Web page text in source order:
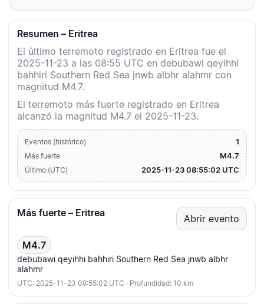
Resumen – Eritrea
El último terremoto registrado en Eritrea fue el
2025-11-23 a las 08:55 UTC en debubawi qeyihhi
bahhiri Southern Red Sea jnwb albhr alahmr con
magnitud M4.7.
El terremoto más fuerte registrado en Eritrea
alcanzó la magnitud M4.7 el 2025-11-23.
Eventos (histórico) 1
Más fuerte M4.7
Último (UTC) 2025-11-23 08:55:02 UTC
Más fuerte – Eritrea Abrir evento
M4.7
debubawi qeyihhi bahhiri Southern Red Sea jnwb albhr
alahmr
UTC: 2025-11-23 08:55:02 UTC · Profundidad: 10 km